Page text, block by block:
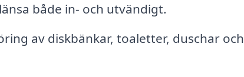
både in- och utvändigt.
av diskbänkar, toaletter, duschar och